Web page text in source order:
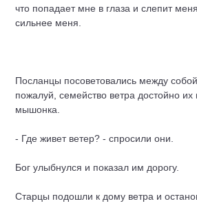
что попадает мне в глаза и слепит
сильнее меня.
Посланцы посоветовались между
пожалуй, семейство ветра достойно их
мышонка.
- Где живет ветер? - спросили они.
Бог улыбнулся и показал им дорогу.
Старцы подошли к дому ветра и